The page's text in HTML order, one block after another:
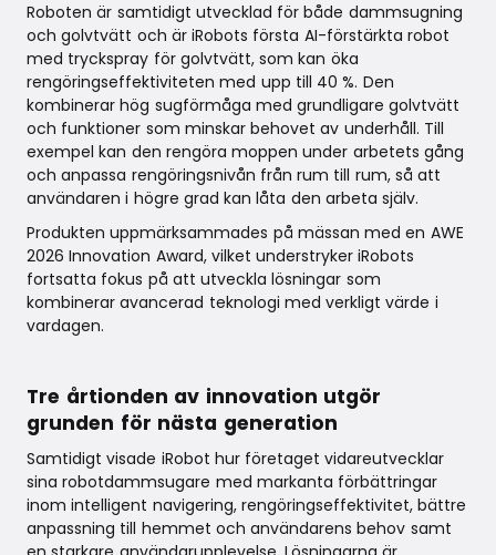
Roboten är samtidigt utvecklad för både dammsugning
och golvtvätt och är iRobots första AI-förstärkta robot
med tryckspray för golvtvätt, som kan öka
rengöringseffektiviteten med upp till 40 %. Den
kombinerar hög sugförmåga med grundligare golvtvätt
och funktioner som minskar behovet av underhåll. Till
exempel kan den rengöra moppen under arbetets gång
och anpassa rengöringsnivån från rum till rum, så att
användaren i högre grad kan låta den arbeta själv.
Produkten uppmärksammades på mässan med en AWE
2026 Innovation Award, vilket understryker iRobots
fortsatta fokus på att utveckla lösningar som
kombinerar avancerad teknologi med verkligt värde i
vardagen.
Tre årtionden av innovation utgör
grunden för nästa generation
Samtidigt visade iRobot hur företaget vidareutvecklar
sina robotdammsugare med markanta förbättringar
inom intelligent navigering, rengöringseffektivitet, bättre
anpassning till hemmet och användarens behov samt